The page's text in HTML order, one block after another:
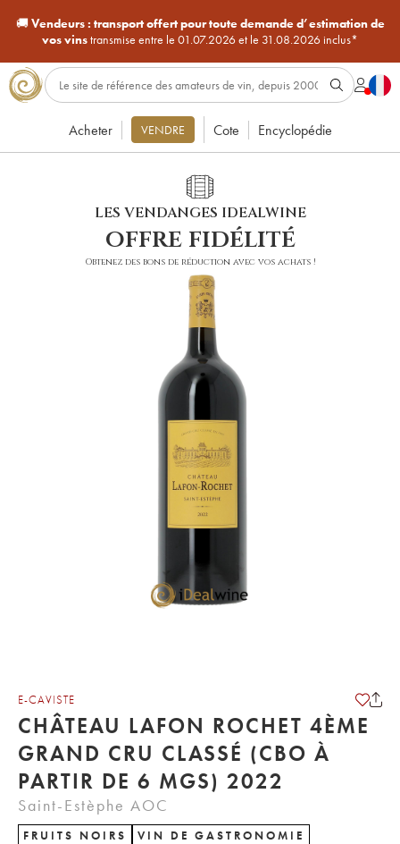
🚚Vendeurs : transport offert pour toute demande d’estimation de
vos vinstransmise entre le 01.07.2026 et le 31.08.2026 inclus*
Acheter VENDRE Cote Encyclopédie
LES VENDANGES IDEALWINE
offre fidélité
Obtenez des bons de réduction avec vos achats !
E-CAVISTE
CHÂTEAU LAFON ROCHET 4ÈME
GRAND CRU CLASSÉ (CBO À
PARTIR DE 6 MGS) 2022
Saint-Estèphe AOC
FRUITS NOIRS
VIN DE GASTRONOMIE